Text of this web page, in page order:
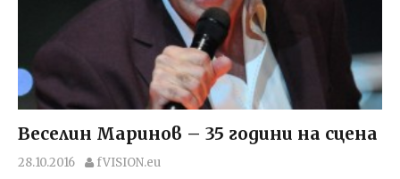
Веселин Маринов – 35 години на сцена
28.10.2016 fVISION.eu